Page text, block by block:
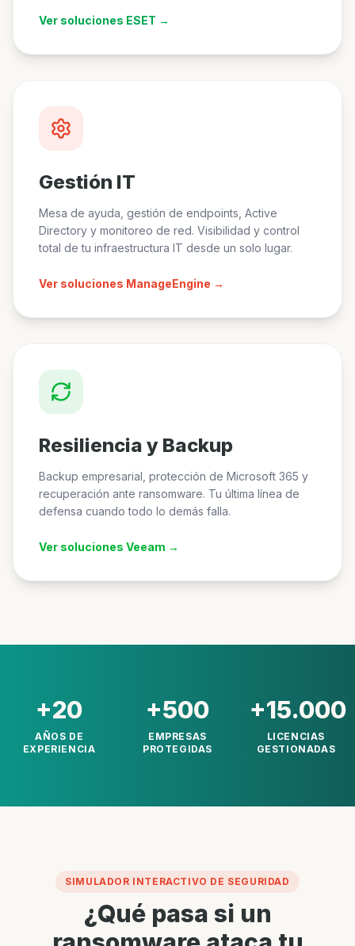
Ver soluciones ESET →
Gestión IT
Mesa de ayuda, gestión de endpoints, Active
Directory y monitoreo de red. Visibilidad y control
total de tu infraestructura IT desde un solo lugar.
Ver soluciones ManageEngine →
Resiliencia y Backup
Backup empresarial, protección de Microsoft 365 y
recuperación ante ransomware. Tu última línea de
defensa cuando todo lo demás falla.
Ver soluciones Veeam →
+20
AÑOS DE
EXPERIENCIA
+500
EMPRESAS
PROTEGIDAS
+15.000
LICENCIAS
GESTIONADAS
SIMULADOR INTERACTIVO DE SEGURIDAD
¿Qué pasa si un